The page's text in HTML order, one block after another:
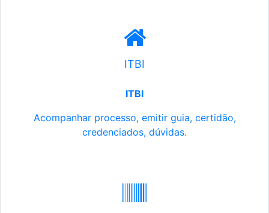
ITBI
ITBI
Acompanhar processo, emitir guia, certidão,
credenciados, dúvidas.